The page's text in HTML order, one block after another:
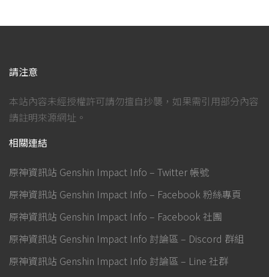
請注意
本站內容未經授權許可請勿擅自抄襲，如果需引用部分內容
請註明來源網址。
相關連結
原神資訊站 Genshin Impact Info – Twitter 帳號
原神資訊站 Genshin Impact Info – Facebook 粉絲專頁
原神資訊站 Genshin Impact Info – Facebook 社團
原神資訊站 Genshin Impact Info 討論區 – Discord 群組
原神資訊站 Genshin Impact Info 討論區 – Line 社群